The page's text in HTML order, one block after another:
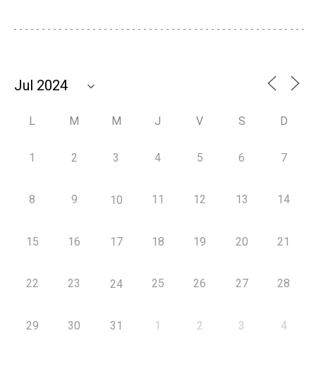
L M M J V S D
1 2 3 4 5 6 7
8 9 10 11 12 13 14
15 16 17 18 19 20 21
22 23 24 25 26 27 28
29 30 31 1 2 3 4